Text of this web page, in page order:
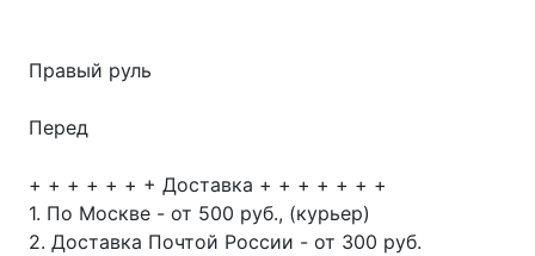
Правый руль
Перед
+ + + + + + + Доставка + + + + + + +
1. По Москве - от 500 руб., (курьер)
2. Доставка Почтой России - от 300 руб.